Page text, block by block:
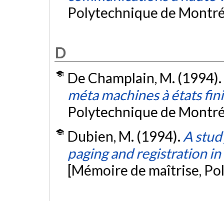
Polytechnique de
D
De Champlain, M. (1994).
méta machines à états
Polytechnique de
Dubien, M. (1994). A
paging and registration
[Mémoire de maîtrise,